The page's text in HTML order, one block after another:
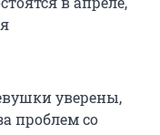
уверены,
проблем со